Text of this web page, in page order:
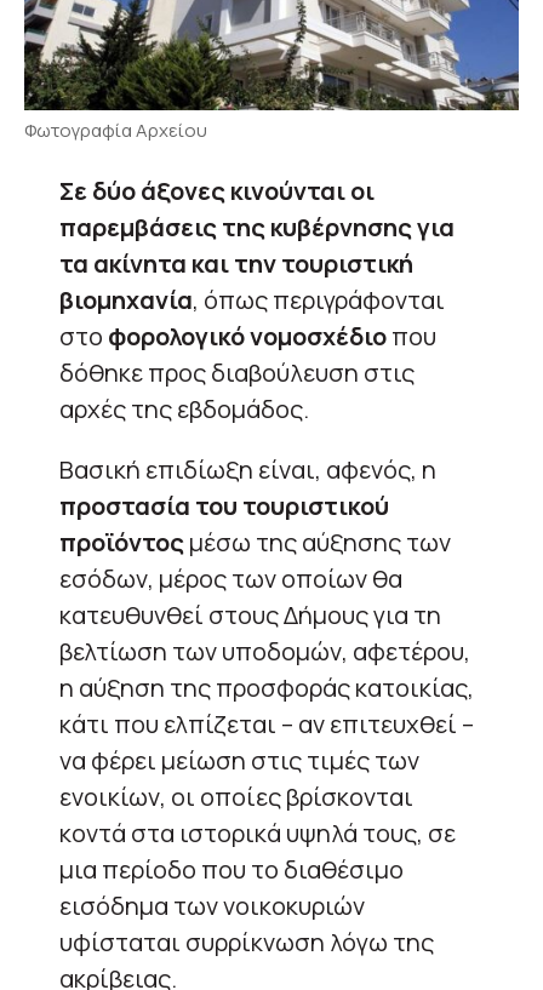
Φωτογραφία Αρχείου
Σε δύο άξονες κινούνται οι
παρεμβάσεις της κυβέρνησης για
τα ακίνητα και την τουριστική
βιομηχανία, όπως περιγράφονται
στο φορολογικό νομοσχέδιοπου
δόθηκε προς διαβούλευση στις
αρχές της εβδομάδος.
Βασική επιδίωξη είναι, αφενός, η
προστασία του τουριστικού
προϊόντοςμέσω της αύξησης των
εσόδων, μέρος των οποίων θα
κατευθυνθεί στους Δήμους για τη
βελτίωση των υποδομών, αφετέρου,
η αύξηση της προσφοράς κατοικίας,
κάτι που ελπίζεται – αν επιτευχθεί –
να φέρει μείωση στις τιμές των
ενοικίων, οι οποίες βρίσκονται
κοντά στα ιστορικά υψηλά τους, σε
μια περίοδο που το διαθέσιμο
εισόδημα των νοικοκυριών
υφίσταται συρρίκνωση λόγω της
ακρίβειας.